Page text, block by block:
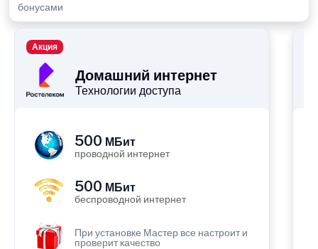
бонусами
Домашний интернет
Технологии доступа
Акция
500 МБит
проводной интернет
500 МБит
беспроводной интернет
При установке Мастер все настроит и
проверит качество